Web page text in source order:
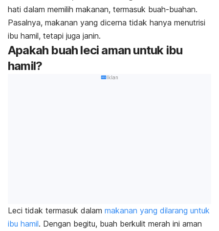
hati dalam memilih makanan, termasuk buah-buahan.
Pasalnya, makanan yang dicerna tidak hanya menutrisi
ibu hamil, tetapi juga janin.
Apakah buah leci aman untuk ibu
hamil?
Iklan
Leci tidak termasuk dalam makanan yang dilarang untuk
ibu hamil. Dengan begitu, buah berkulit merah ini aman